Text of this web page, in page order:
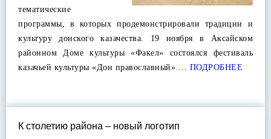
тематические
программы, в которых продемонстрировали традиции и
культуру донского казачества. 19 ноября в Аксайском
районном Доме культуры «Факел» состоялся фестиваль
казачьей культуры «Дон православный»…. ПОДРОБНЕЕ
К столетию района – новый логотип